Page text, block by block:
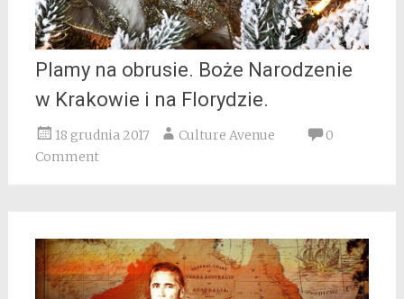
Plamy na obrusie. Boże Narodzenie
w Krakowie i na Florydzie.
18 grudnia 2017 Culture Avenue
0
Comment